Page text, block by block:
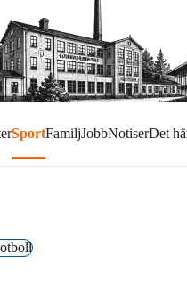
SportFamiljJobbNotiserDet